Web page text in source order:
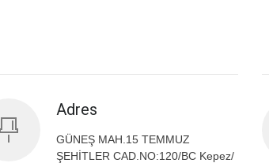
Adres
GÜNEŞ MAH.15 TEMMUZ
ŞEHİTLER CAD.NO:120/BC Kepez/